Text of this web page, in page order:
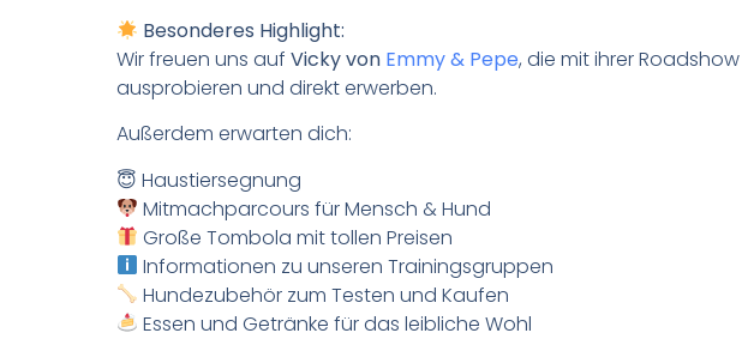
Besonderes Highlight:
Wir freuen uns auf Vicky von Emmy & Pepe, die mit ihrer
ausprobieren und direkt erwerben.
Außerdem erwarten dich:
😇 Haustiersegnung
Mitmachparcours für Mensch & Hund
Große Tombola mit tollen Preisen
Informationen zu unseren Trainingsgruppen
Hundezubehör zum Testen und Kaufen
Essen und Getränke für das leibliche Wohl